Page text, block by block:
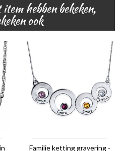
hebben bekeken,
ook
Familie ketting gravering -